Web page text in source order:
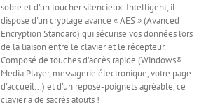
sobre et d'un toucher silencieux. Intelligent, il
dispose d'un cryptage avancé « AES » (Avanced
Encryption Standard) qui sécurise vos données lors
de la liaison entre le clavier et le récepteur.
Composé de touches d’accès rapide (Windows®
Media Player, messagerie électronique, votre page
d'accueil...) et d'un repose-poignets agréable, ce
clavier a de sacrés atouts !